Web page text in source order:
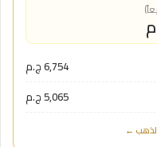
6,754 ج.م
5,065 ج.م
الذهب ←